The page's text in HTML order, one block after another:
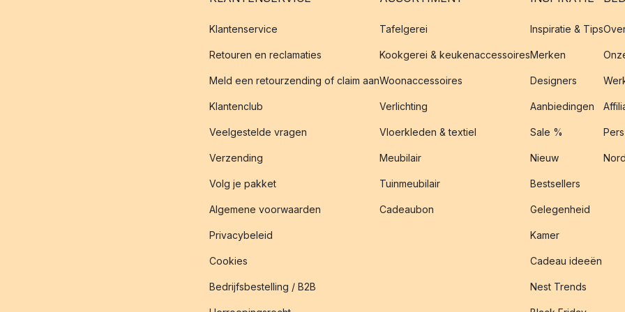
Klantenservice
Retouren en reclamaties
Meld een retourzending of claim aan
Klantenclub
Veelgestelde vragen
Verzending
Volg je pakket
Algemene voorwaarden
Privacybeleid
Cookies
Bedrijfsbestelling / B2B
Tafelgerei
Kookgerei & keukenaccessoires
Woonaccessoires
Verlichting
Vloerkleden & textiel
Meubilair
Tuinmeubilair
Cadeaubon
Inspiratie & Tips
Merken
Designers
Aanbiedingen
Sale %
Nieuw
Bestsellers
Gelegenheid
Kamer
Cadeau ideeën
Nest Trends
Pers